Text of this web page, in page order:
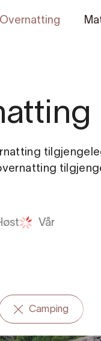
Overnatting
Vår
Camping